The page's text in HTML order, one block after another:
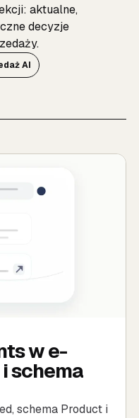
aktualne,
decyzje
AI
w e-
schema
schema Product i